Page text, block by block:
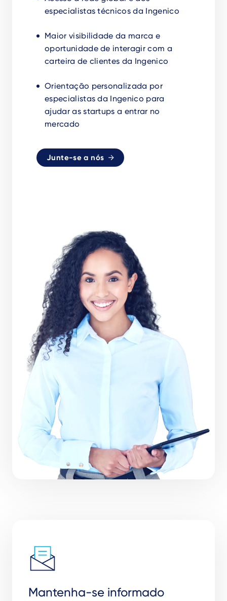
especialistas técnicos da Ingenico
Maior visibilidade da marca e
oportunidade de interagir com a
carteira de clientes da Ingenico
Orientação personalizada por
especialistas da Ingenico para
ajudar as startups a entrar no
mercado
Junte-se a nós
Mantenha-se informado